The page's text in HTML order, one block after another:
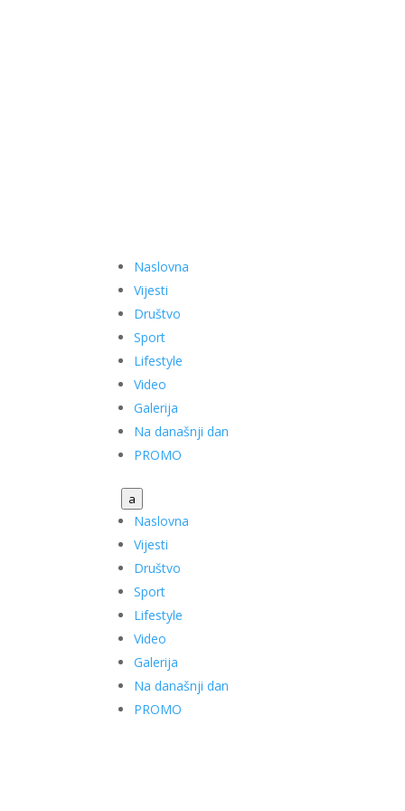
Naslovna
Vijesti
Društvo
Sport
Lifestyle
Video
Galerija
Na današnji dan
PROMO
a
Naslovna
Vijesti
Društvo
Sport
Lifestyle
Video
Galerija
Na današnji dan
PROMO